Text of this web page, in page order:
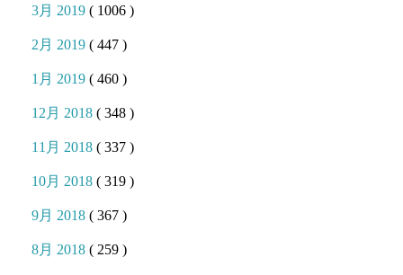
3月 2019( 1006 )
2月 2019( 447 )
1月 2019( 460 )
12月 2018( 348 )
11月 2018( 337 )
10月 2018( 319 )
9月 2018( 367 )
8月 2018( 259 )